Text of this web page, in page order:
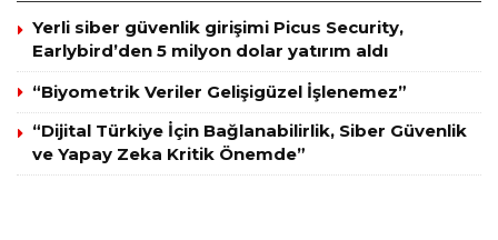
Yerli siber güvenlik girişimi Picus Security,
Earlybird’den 5 milyon dolar yatırım aldı
“Biyometrik Veriler Gelişigüzel İşlenemez”
“Dijital Türkiye İçin Bağlanabilirlik, Siber Güvenlik
ve Yapay Zeka Kritik Önemde”